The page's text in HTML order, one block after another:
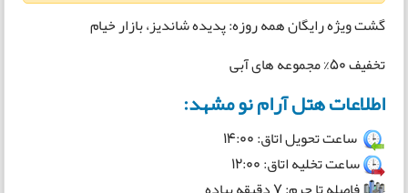
گشت ویژه رایگان همه روزه: پدیده شاندیز، بازار خیام
تخفیف 50% مجموعه های آبی
اطلاعات هتل آرام نو مشهد:
ساعت تحویل اتاق: 14:00
ساعت تخلیه اتاق: 12:00